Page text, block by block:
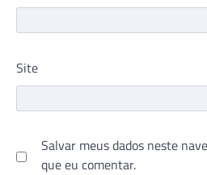
Site
Salvar meus dados neste
que eu comentar.